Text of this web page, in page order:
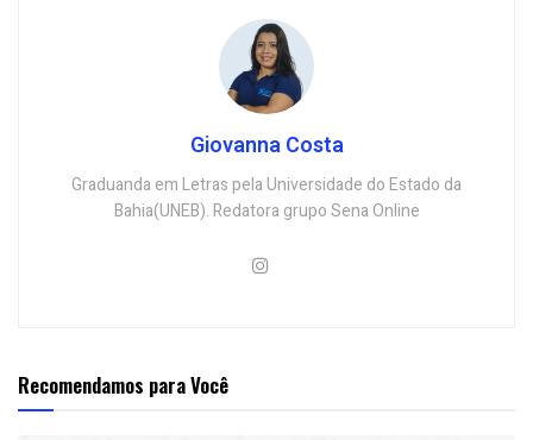
Giovanna Costa
Graduanda em Letras pela Universidade do Estado da
Bahia(UNEB). Redatora grupo Sena Online
Recomendamos para Você